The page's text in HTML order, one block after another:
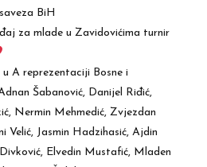
BiH
za mlade u Zavidovićima turnir
A reprezentaciji Bosne i
Šabanović, Danijel Riđić,
Nermin Mehmedić, Zvjezdan
Velić, Jasmin Hadzihasić, Ajdin
Elvedin Mustafić, Mladen